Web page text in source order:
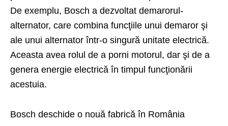
De exemplu, Bosch a dezvoltat demarorul-
alternator, care combina funcţiile unui demaror şi
ale unui alternator într-o singură unitate electrică.
Aceasta avea rolul de a porni motorul, dar şi de a
genera energie electrică în timpul funcţionării
acestuia.
Bosch deschide o nouă fabrică în România